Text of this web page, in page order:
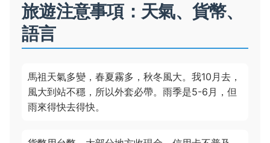
旅遊注意事項：天氣、貨幣、
語言
馬祖天氣多變，春夏霧多，秋冬風大。我10月去，
風大到站不穩，所以外套必帶。雨季是5-6月，但
雨來得快去得快。